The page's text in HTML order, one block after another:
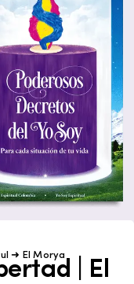
➜ El Morya
| El